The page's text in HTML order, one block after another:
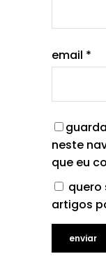
email *
neste
que eu
quero
artigos